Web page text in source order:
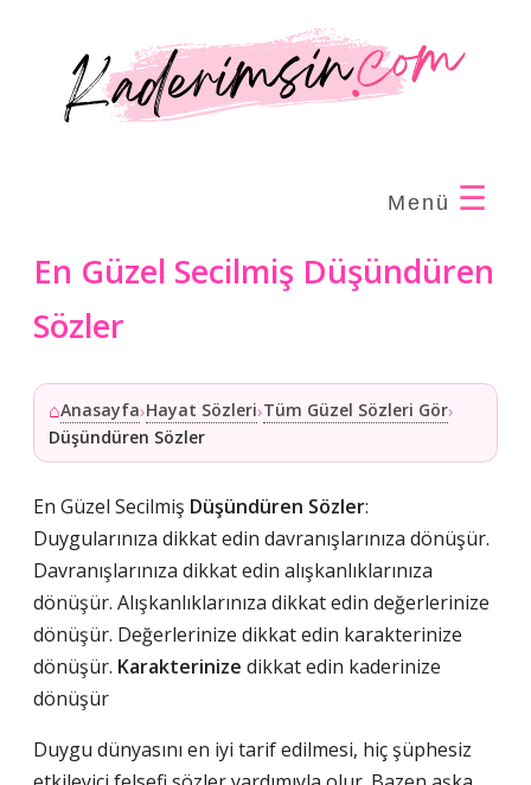
Menü ☰
En Güzel Secilmiş Düşündüren
Sözler
⌂Anasayfa›Hayat Sözleri›Tüm Güzel Sözleri Gör›
Düşündüren Sözler
En Güzel Secilmiş Düşündüren Sözler:
Duygularınıza dikkat edin davranışlarınıza dönüşür.
Davranışlarınıza dikkat edin alışkanlıklarınıza
dönüşür. Alışkanlıklarınıza dikkat edin değerlerinize
dönüşür. Değerlerinize dikkat edin karakterinize
dönüşür. Karakterinize dikkat edin kaderinize
dönüşür
Duygu dünyasını en iyi tarif edilmesi, hiç şüphesiz